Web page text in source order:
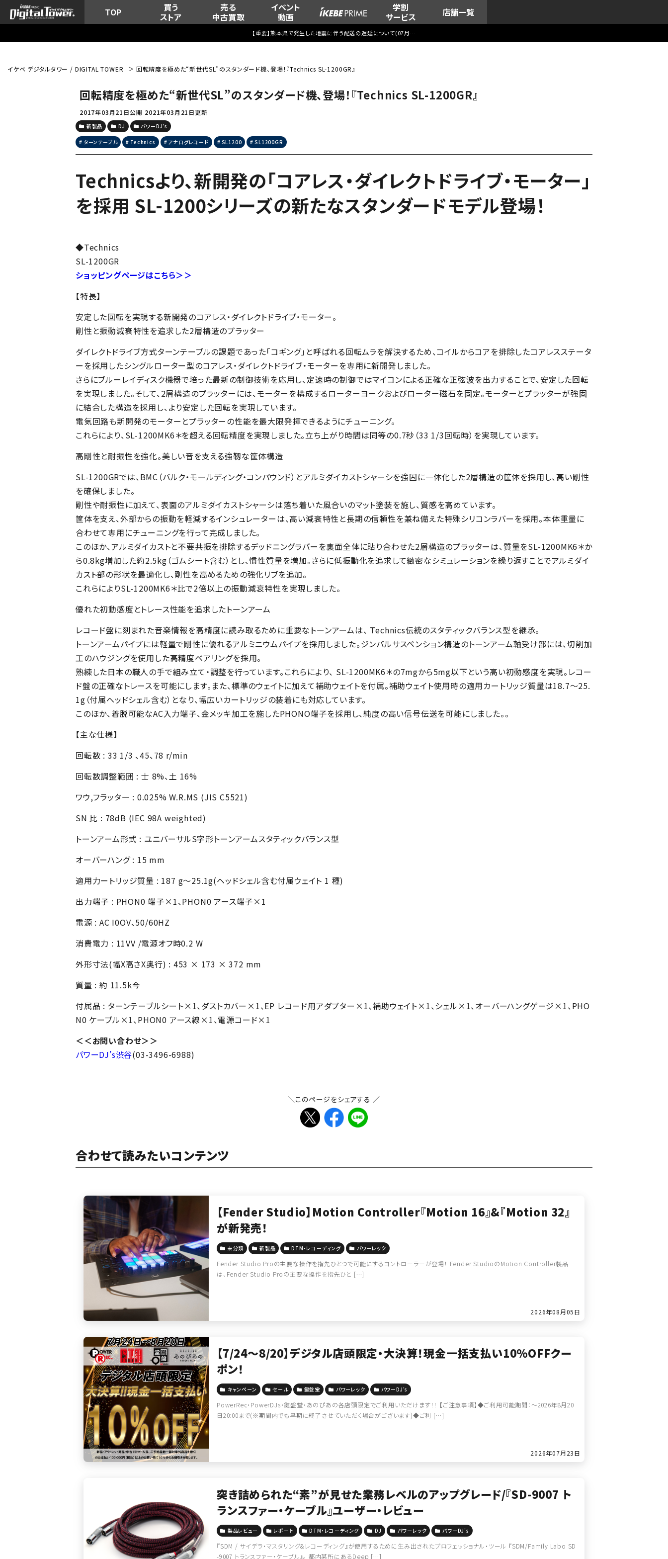
TOP
買う
ストア
売る
中古買取
イベント
動画
学割
サービス
店舗一覧
【重要】熊本県で発生した地震に伴う配送の遅延について(07月29日
イケベ デジタルタワー / DIGITAL TOWER 回転精度を極めた“新世代SL”のスタンダード機、登場！『Technics SL-1200GR』
回転精度を極めた“新世代SL”のスタンダード機、登場！『Technics SL-1200GR』
2017年03月21日公開 2021年03月21日更新
新製品 DJ パワーDJ's
ターンテーブル Technics アナログレコード SL1200 SL1200GR
Technicsより、新開発の「コアレス・ダイレクトドライブ・モーター」
を採用 SL-1200シリーズの新たなスタンダードモデル登場！
◆Technics
SL-1200GR
ショッピングページはこちら＞＞
【特長】
安定した回転を実現する新開発のコアレス・ダイレクトドライブ・モーター。
剛性と振動減衰特性を追求した2層構造のプラッター
ダイレクトドライブ方式ターンテーブルの課題であった「コギング」と呼ばれる回転ムラを解決するため、コイルからコアを排除したコアレスステータ
ーを採用したシングルローター型のコアレス・ダイレクトドライブ・モーターを専用に新開発しました。
さらにブルーレイディスク機器で培った最新の制御技術を応用し、定速時の制御ではマイコンによる正確な正弦波を出力することで、安定した回転
を実現しました。そして、2層構造のプラッターには、モーターを構成するローターヨークおよびローター磁石を固定。モーターとプラッターが強固
に結合した構造を採用し、より安定した回転を実現しています。
電気回路も新開発のモーターとプラッターの性能を最大限発揮できるようにチューニング。
これらにより、SL-1200MK6＊を超える回転精度を実現しました。立ち上がり時間は同等の0.7秒（33 1/3回転時）を実現しています。
高剛性と耐振性を強化。美しい音を支える強靱な筐体構造
SL-1200GRでは、BMC（バルク・モールディング・コンパウンド）とアルミダイカストシャーシを強固に一体化した2層構造の筐体を採用し、高い剛性
を確保しました。
剛性や耐振性に加えて、表面のアルミダイカストシャーシは落ち着いた風合いのマット塗装を施し、質感を高めています。
筐体を支え、外部からの振動を軽減するインシュレーターは、高い減衰特性と長期の信頼性を兼ね備えた特殊シリコンラバーを採用。本体重量に
合わせて専用にチューニングを行って完成しました。
このほか、アルミダイカストと不要共振を排除するデッドニングラバーを裏面全体に貼り合わせた2層構造のプラッターは、質量をSL-1200MK6＊か
ら0.8kg増加した約2.5kg（ゴムシート含む）とし、慣性質量を増加。さらに低振動化を追求して緻密なシミュレーションを繰り返すことでアルミダイ
カスト部の形状を最適化し、剛性を高めるための強化リブを追加。
これらによりSL-1200MK6＊比で2倍以上の振動減衰特性を実現しました。
優れた初動感度とトレース性能を追求したトーンアーム
レコード盤に刻まれた音楽情報を高精度に読み取るために重要なトーンアームは、 Technics伝統のスタティックバランス型を継承。
トーンアームパイプには軽量で剛性に優れるアルミニウムパイプを採用しました。ジンバルサスペンション構造のトーンアーム軸受け部には、切削加
工のハウジングを使用した高精度ベアリングを採用。
熟練した日本の職人の手で組み立て・調整を行っています。これらにより、 SL-1200MK6＊の7mgから5mg以下という高い初動感度を実現。レコー
ド盤の正確なトレースを可能にします。また、標準のウェイトに加えて補助ウェイトを付属。補助ウェイト使用時の適用カートリッジ質量は18.7～25.
1g（付属ヘッドシェル含む）となり、幅広いカートリッジの装着にも対応しています。
このほか、着脱可能なAC入力端子、金メッキ加工を施したPHONO端子を採用し、純度の高い信号伝送を可能にしました。。
【主な仕様】
回転数 : 33 1/3 、45、78 r/min
回転数調整範囲 : 士 8%、土 16%
ワウ,フラッター : 0.025% W.R.MS (JIS C5521)
SN 比 : 78dB (IEC 98A weighted)
トーンアーム形式 : ユニバーサルS字形トーンアームスタティックバランス型
オーバーハング : 15 mm
適用力ートリッジ質量 : 187 g～25.1g(ヘッドシェル含む付属ウェイト 1 種)
出力端子 : PHON0 端子×1、PHON0 アース端子×1
電源 : AC I0OV、50/60HZ
消費電力 : 11VV /電源オフ時0.2 W
外形寸法(幅X高さX奥行) : 453 × 173 × 372 mm
質量 : 約 11.5k今
付属品 : ターンテーブルシート×1、ダストカバー×1、EP レコード用アダプター×1、補助ウェイト×1、シェル×1、オーバーハングゲージ×1、PHO
N0 ケーブル×1、PHON0 アース線×1、電源コード×1
＜＜お問い合わせ＞＞
パワーDJ’s渋谷(03-3496-6988)
＼このページをシェアする ／
合わせて読みたいコンテンツ
【Fender Studio】Motion Controller『Motion 16』&『Motion 32』
が新発売！
未分類 新製品 DTM・レコーディング パワーレック
Fender Studio Proの主要な操作を指先ひとつで可能にするコントローラーが登場！ Fender StudioのMotion Controller製品
は、Fender Studio Proの主要な操作を指先ひと […]
2026年08月05日
【7/24～8/20】デジタル店頭限定・大決算！現金一括支払い10％OFFクー
ポン！
キャンペーン セール 鍵盤堂 パワーレック パワーDJ's
PowerRec・PowerDJs・鍵盤堂・あのぴあの各店頭限定でご利用いただけます！！ 【ご注意事項】◆ご利用可能期間：～2026年8月20
日20:00まで(※期間内でも早期に終了させていただく場合がございます)◆ご利 […]
2026年07月23日
突き詰められた“素”が見せた業務レベルのアップグレード/『SD-9007 ト
ランスファー・ケーブル』ユーザー・レビュー
製品レビュー レポート DTM・レコーディング DJ パワーレック パワーDJ's
『SDM / サイデラ・マスタリング&レコーディング』が使用するために生み出されたプロフェッショナル・ツール 『SDM/Family Labo SD
-9007 トランスファー・ケーブル』。 都内某所にあるDeep […]